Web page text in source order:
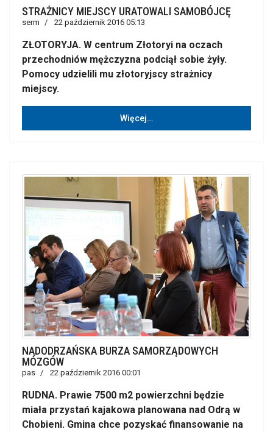
STRAŻNICY MIEJSCY URATOWALI SAMOBÓJCĘ
serm 22 październik 2016 05:13
ZŁOTORYJA. W centrum Złotoryi na oczach
przechodniów mężczyzna podciął sobie żyły.
Pomocy udzielili mu złotoryjscy strażnicy
miejscy.
Więcej…
NADODRZAŃSKA BURZA SAMORZĄDOWYCH
MÓZGÓW
pas 22 październik 2016 00:01
RUDNA. Prawie 7500 m2 powierzchni będzie
miała przystań kajakowa planowana nad Odrą w
Chobieni. Gmina chce pozyskać finansowanie na